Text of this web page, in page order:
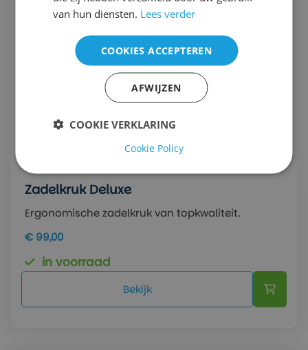
Zadelkruk Deluxe
Ergonomische zadelkruk van topkwaliteit.
€ 99,00
in voorraad
Bekijk
van hun diensten. Lees verder
COOKIES ACCEPTEREN
AFWIJZEN
COOKIE VERKLARING
Cookie Policy